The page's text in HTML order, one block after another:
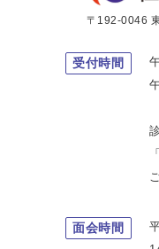
〒192-0046
受付時間
「
面会時間